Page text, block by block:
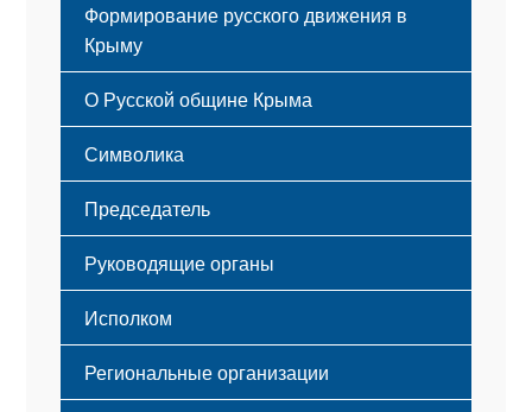
Формирование русского движения в
Крыму
Русский Крым
О Русской общине Крыма
Этапы становления
Принципы деятельности
Структура
Мероприятия
Символика
Флаг
Герб
Гимн
Председатель
Руководящие органы
Исполком
Региональные организации